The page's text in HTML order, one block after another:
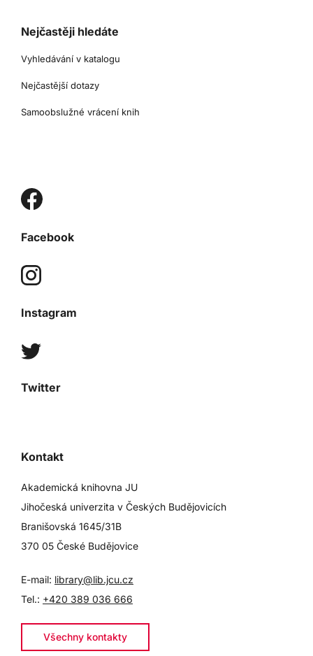
Nejčastěji hledáte
Vyhledávání v katalogu
Nejčastější dotazy
Samoobslužné vrácení knih
Facebook
Instagram
Twitter
Kontakt
Akademická knihovna JU
Jihočeská univerzita v Českých Budějovicích
Branišovská 1645/31B
370 05 České Budějovice
E-mail: library@lib.jcu.cz
Tel.: +420 389 036 666
Všechny kontakty